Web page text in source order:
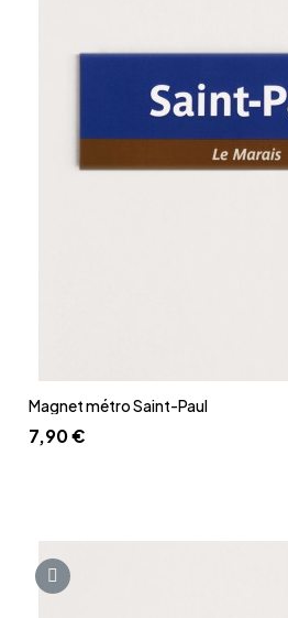
Aperçu rapide
Magnet métro Saint-Paul
7,90 €